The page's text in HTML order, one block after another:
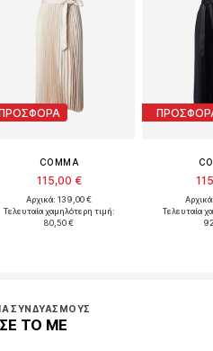
COMMA
115,00 €
Αρχικά: 139,00 €
Τελευταία χαμηλότερη τιμή:
80,50 €
Τελευταία
ΣΥΝΔΥΑΣΜΟΎΣ
ΤΟ ΜΕ